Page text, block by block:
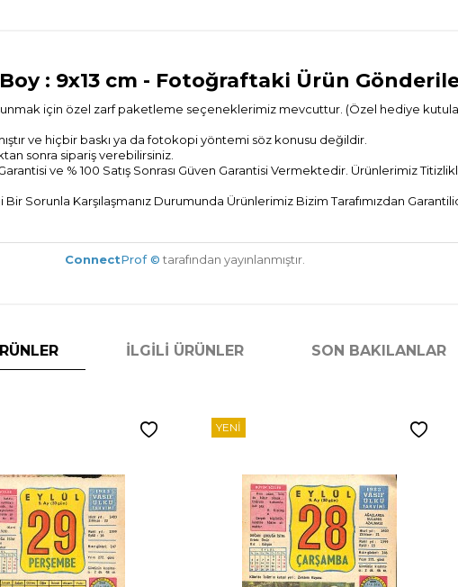
: 9x13 cm - Fotoğraftaki Ürün
için özel zarf paketleme seçeneklerimiz mevcuttur. (Özel hediye
ve hiçbir baskı ya da fotokopi yöntemi söz konusu değildir.
sonra sipariş verebilirsiniz.
ve % 100 Satış Sonrası Güven Garantisi Vermektedir. Ürünlerimiz
Sorunla Karşılaşmanız Durumunda Ürünlerimiz Bizim Tarafımızdan
ConnectProf © tarafından yayınlanmıştır.
İLGILI ÜRÜNLER SON BAKILANLAR
YENI